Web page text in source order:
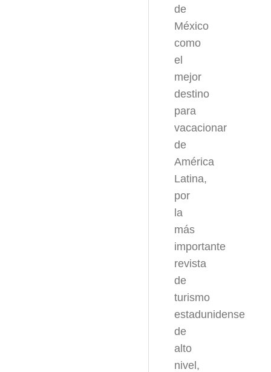
de
México
como
el
mejor
destino
para
vacacionar
de
América
Latina,
por
la
más
importante
revista
de
turismo
estadunidense
de
alto
nivel,